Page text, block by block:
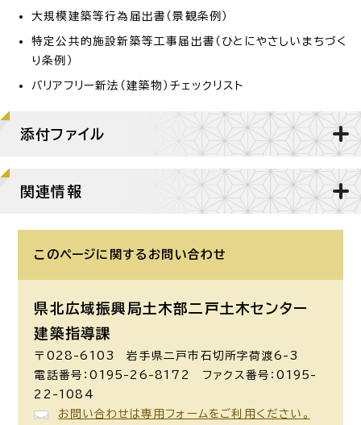
大規模建築等行為届出書（景観条例）
特定公共的施設新築等工事届出書（ひとにやさしいまちづく
り条例）
バリアフリー新法（建築物）チェックリスト
添付ファイル
関連情報
このページに関する お問い合わせ
県北広域振興局土木部二戸土木センター
建築指導課
〒028-6103 岩手県二戸市石切所字荷渡6-3
電話番号：0195-26-8172 ファクス番号：0195-
22-1084
お問い合わせは専用フォームをご利用ください。